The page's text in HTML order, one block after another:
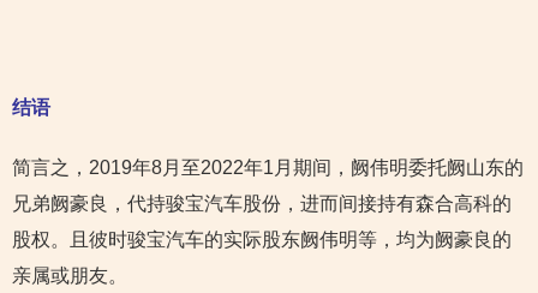
结语
简言之，2019年8月至2022年1月期间，阙伟明委托阙山东的
兄弟阙豪良，代持骏宝汽车股份，进而间接持有森合高科的
股权。且彼时骏宝汽车的实际股东阙伟明等，均为阙豪良的
亲属或朋友。